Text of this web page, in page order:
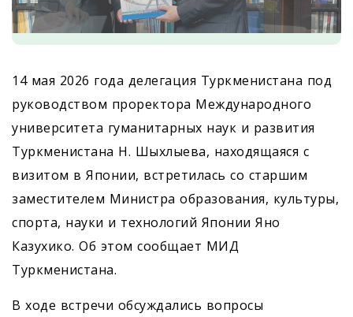
14 мая 2026 года делегация Туркменистана под
руководством проректора Международного
университета гуманитарных наук и развития
Туркменистана Н. Шыхлыева, находящаяся с
визитом в Японии, встретилась со старшим
заместителем Министра образования, культуры,
спорта, науки и технологий Японии Яно
Казухико. Об этом сообщает МИД
Туркменистана.
В ходе встречи обсуждались вопросы